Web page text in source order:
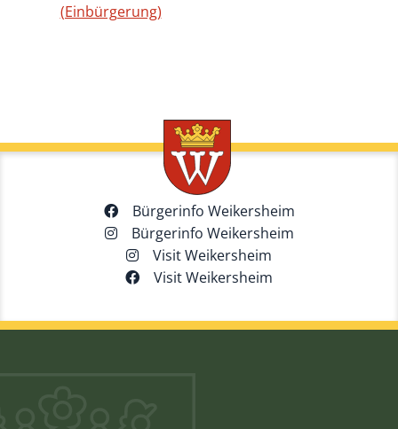
(Einbürgerung)
Bürgerinfo Weikersheim
Bürgerinfo Weikersheim
Visit Weikersheim
Visit Weikersheim